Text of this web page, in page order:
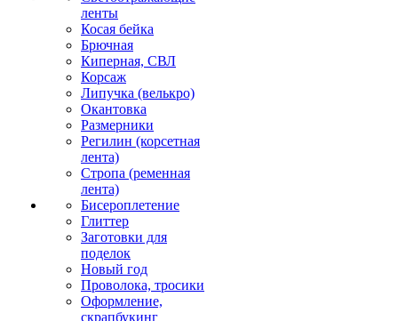
ленты
Косая бейка
Брючная
Киперная, СВЛ
Корсаж
Липучка (велькро)
Окантовка
Размерники
Регилин (корсетная
лента)
Стропа (ременная
лента)
Бисероплетение
Глиттер
Заготовки для
поделок
Новый год
Проволока, тросики
Оформление,
скрапбукинг